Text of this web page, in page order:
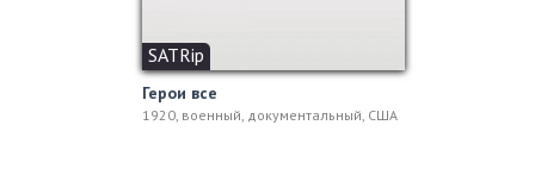
SATRip
Герои все
1920, военный, документальный, США